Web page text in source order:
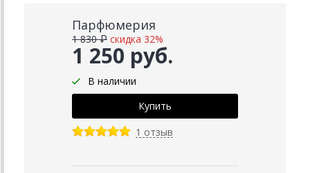
Парфюмерия
1 250 руб.
1 830 ₽ скидка 32%
В наличии
1 отзыв